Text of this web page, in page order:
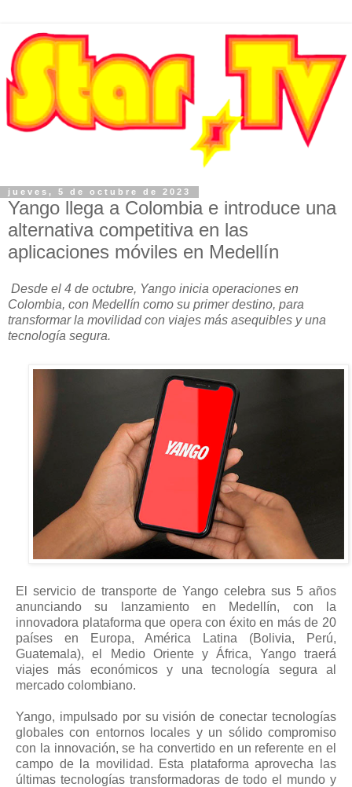
jueves, 5 de octubre de 2023
Yango llega a Colombia e introduce una
alternativa competitiva en las
aplicaciones móviles en Medellín
Desde el 4 de octubre, Yango inicia operaciones en
Colombia, con Medellín como su primer destino, para
transformar la movilidad con viajes más asequibles y una
tecnología segura.
El servicio de transporte de Yango celebra sus 5 años
anunciando su lanzamiento en Medellín, con la
innovadora plataforma que opera con éxito en más de 20
países en Europa, América Latina (Bolivia, Perú,
Guatemala), el Medio Oriente y África, Yango traerá
viajes más económicos y una tecnología segura al
mercado colombiano.
Yango, impulsado por su visión de conectar tecnologías
globales con entornos locales y un sólido compromiso
con la innovación, se ha convertido en un referente en el
campo de la movilidad. Esta plataforma aprovecha las
últimas tecnologías transformadoras de todo el mundo y